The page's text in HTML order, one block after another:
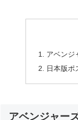
アベンジ
日本版ポ
アベンジャー